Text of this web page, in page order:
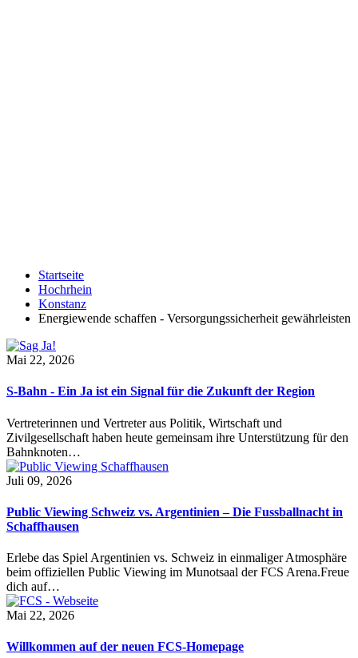
Startseite
Hochrhein
Konstanz
Energiewende schaffen - Versorgungssicherheit gewährleisten
Mai 22, 2026
S-Bahn - Ein Ja ist ein Signal für die Zukunft der Region
Vertreterinnen und Vertreter aus Politik, Wirtschaft und
Zivilgesellschaft haben heute gemeinsam ihre Unterstützung für den
Bahnknoten…
Juli 09, 2026
Public Viewing Schweiz vs. Argentinien – Die Fussballnacht in
Schaffhausen
Erlebe das Spiel Argentinien vs. Schweiz in einmaliger Atmosphäre
beim offiziellen Public Viewing im Munotsaal der FCS Arena.Freue
dich auf…
Mai 22, 2026
Willkommen auf der neuen FCS-Homepage